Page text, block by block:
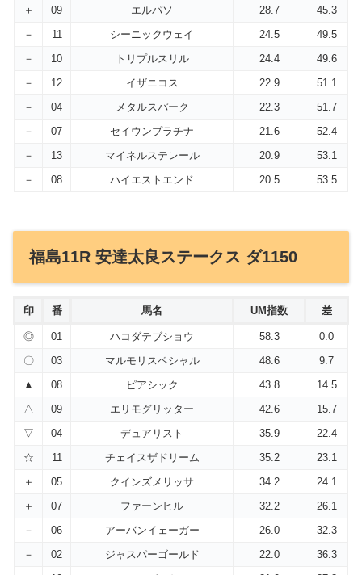
＋
09 エルパソ 28.7
45.3
－
11 シーニックウェイ 24.5
49.5
－
10 トリプルスリル 24.4
49.6
－
12 イザニコス 22.9
51.1
－
04 メタルスパーク 22.3
51.7
－
07 セイウンプラチナ 21.6
52.4
－
13 マイネルステレール 20.9
53.1
－
08 ハイエストエンド 20.5 53.5
福島11R 安達太良ステークス ダ1150
印 番 馬名 UM指数 差
◎ 01 ハコダテブショウ 58.3
0.0
〇
03 マルモリスペシャル 48.6
9.7
▲
08 ピアシック 43.8
14.5
△
09 エリモグリッター 42.6
15.7
▽
04 デュアリスト 35.9
22.4
☆
11 チェイスザドリーム 35.2
23.1
＋
05 クインズメリッサ 34.2
24.1
＋
07 ファーンヒル 32.2
26.1
－
06 アーバンイェーガー 26.0
32.3
－
02 ジャスパーゴールド 22.0
36.3